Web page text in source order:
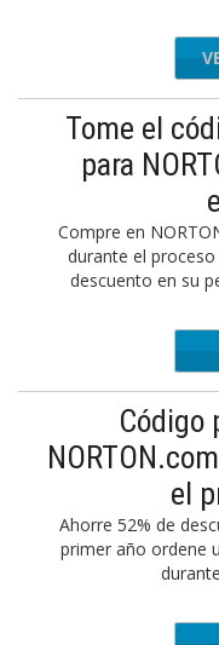
Tome el
para
Compre en
durante el
descuento en su
Código
el
Ahorre 52% de
primer año ordene